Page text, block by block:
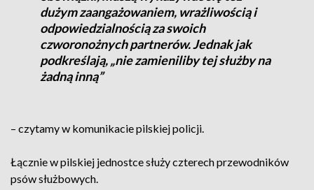
dużym zaangażowaniem, wrażliwością i
odpowiedzialnością za swoich
czworonożnych partnerów. Jednak jak
podkreślają, „nie zamieniliby tej służby na
żadną inną”
– czytamy w komunikacie pilskiej policji.
Łącznie w pilskiej jednostce służy czterech przewodników
psów służbowych.